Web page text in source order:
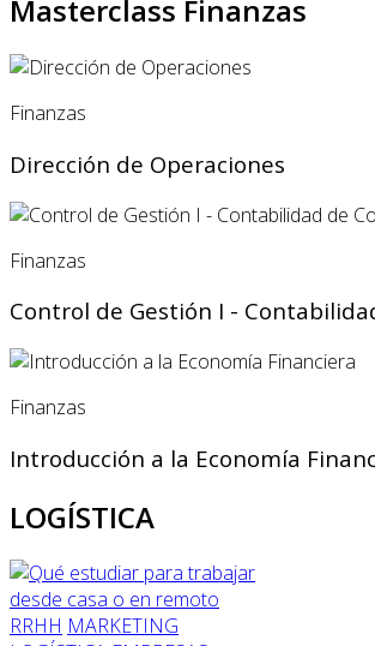
Masterclass Finanzas
Finanzas
Dirección de Operaciones
Finanzas
Control de Gestión I -
Finanzas
Introducción a la Economía
LOGÍSTICA
RRHH MARKETING